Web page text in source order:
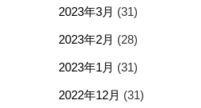
2023年3月 (31)
2023年2月 (28)
2023年1月 (31)
2022年12月 (31)